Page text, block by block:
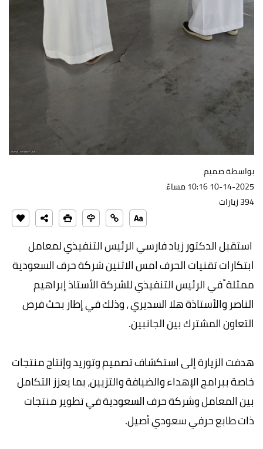
بواسطة صميم
10-14-2025 10:16 مساءً
394 زيارات
استقبل الدكتور زياد فارسي الرئيس التنفيذي لمعامل
ابتكارات تقنيات الحرف امس الاثنين شركة حرف السعودية
ممثلة ً في الرئيس التنفيذي للشركة الأستاذ إبراهيم
الناصر والأستاذة هلا السديري ، وذلك في إطار بحث فرص
التعاون المشترك بين الجانبين.
هدفت الزيارة إلى استكشاف تصميم وتوريد وإنتاج منتجات
خاصة ببرامج الإهداء والضيافة والتزيين، بما يعزز التكامل
بين المعامل وشركة حرف السعودية في تطوير منتجات
ذات طابع حرفي سعودي أصيل.